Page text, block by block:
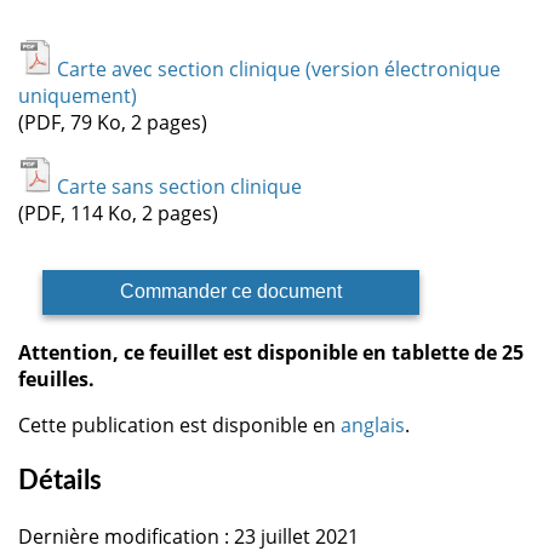
Carte avec section clinique (version électronique
uniquement)
(PDF, 79 Ko, 2 pages)
Carte sans section clinique
(PDF, 114 Ko, 2 pages)
Commander ce document
Attention, ce feuillet est disponible en tablette de 25
feuilles.
Cette publication est disponible en anglais.
Détails
Dernière modification : 23 juillet 2021